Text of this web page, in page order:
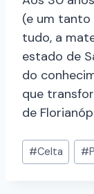
(e um tanto
tudo, a
estado de
do
que
de
#Celta #